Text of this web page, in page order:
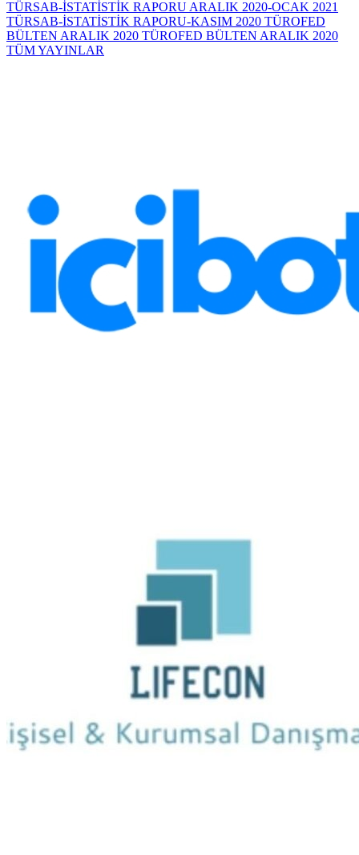
TÜRSAB-İSTATİSTİK RAPORU ARALIK 2020-OCAK 2021
TÜRSAB-İSTATİSTİK RAPORU-KASIM 2020 TÜROFED
BÜLTEN ARALIK 2020 TÜROFED BÜLTEN ARALIK 2020
TÜM YAYINLAR